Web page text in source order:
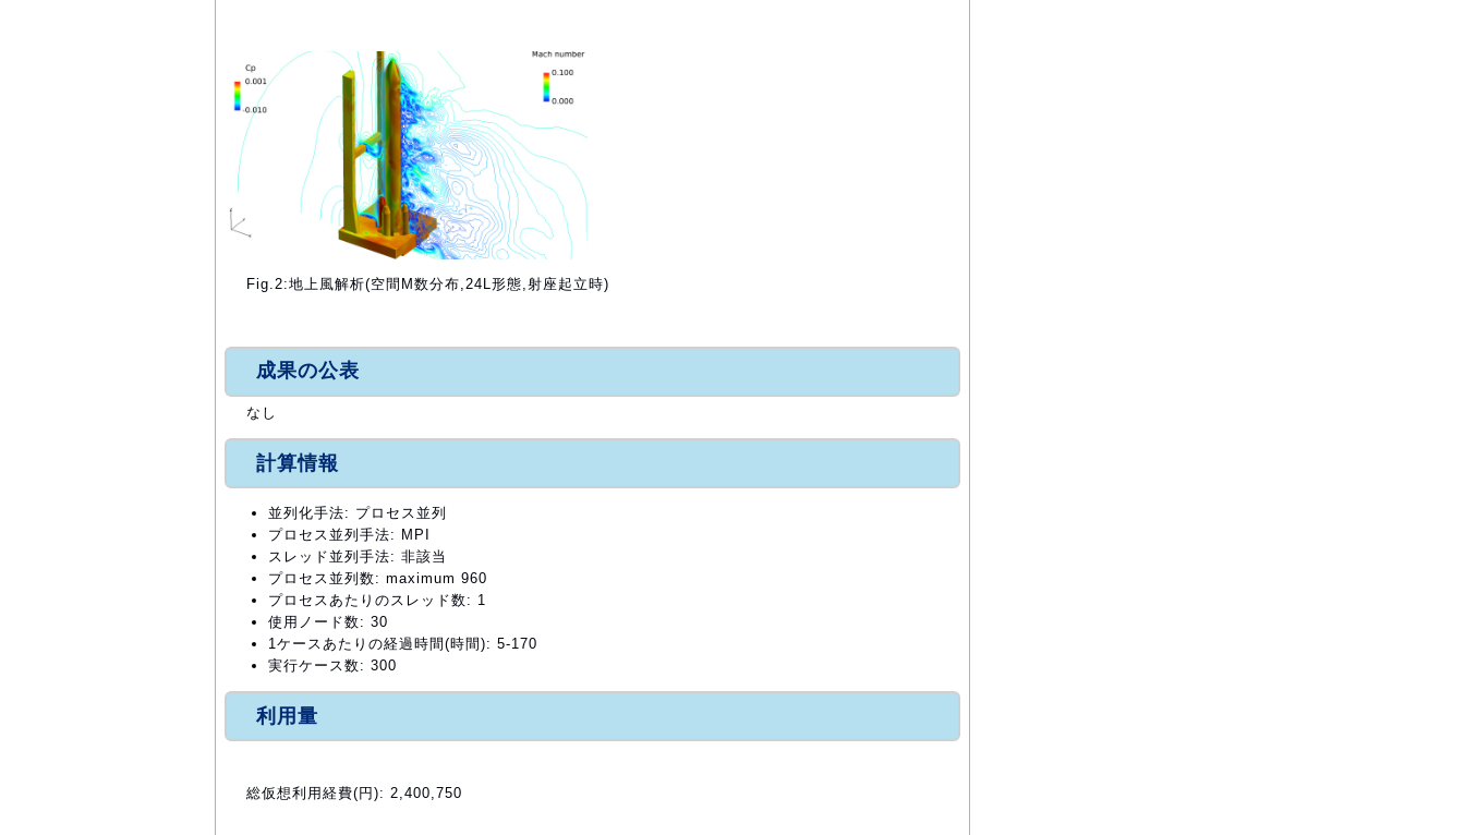
Fig.2:地上風解析(空間M数分布,24L形態,射座起立時)
成果の公表
なし
計算情報
並列化手法: プロセス並列
プロセス並列手法: MPI
スレッド並列手法: 非該当
プロセス並列数: maximum 960
プロセスあたりのスレッド数: 1
使用ノード数: 30
1ケースあたりの経過時間(時間): 5-170
実行ケース数: 300
利用量
総仮想利用経費(円): 2,400,750